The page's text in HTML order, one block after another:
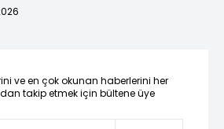
ve en çok okunan haberlerini her
takip etmek için bültene üye